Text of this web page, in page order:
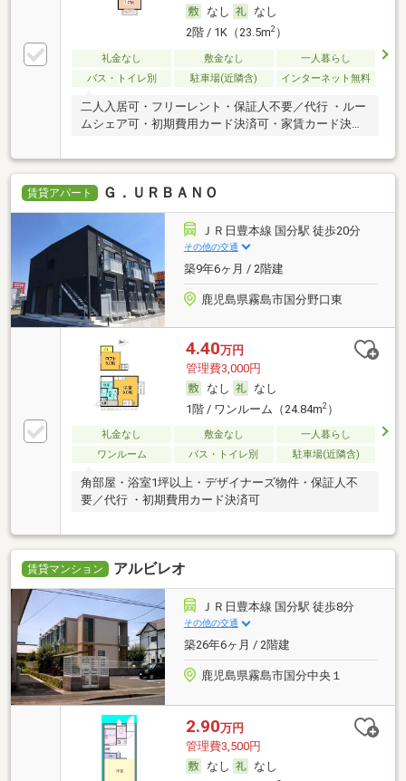
なし
なし
2階 / 1K（23.5m2）
礼金なし 敷金なし
一人暮らし
バス・トイレ別
駐車場(近隣含) インターネット無料
二人入居可・フリーレント・保証人不要／代行 ・ルー
ムシェア可・初期費用カード決済可・家賃カード決済
賃貸アパート Ｇ．ＵＲＢＡＮＯ
ＪＲ日豊本線 国分駅 徒歩20分
その他の交通
築9年6ヶ月 / 2階建
鹿児島県霧島市国分野口東
4.40万円
管理費3,000円
なし
なし
1階 / ワンルーム（24.84m2）
礼金なし 敷金なし
一人暮らし
ワンルーム
バス・トイレ別 駐車場(近隣含)
角部屋・浴室1坪以上・デザイナーズ物件・保証人不
要／代行 ・初期費用カード決済可
賃貸マンション アルビレオ
ＪＲ日豊本線 国分駅 徒歩8分
その他の交通
築26年6ヶ月 / 2階建
鹿児島県霧島市国分中央１
2.90万円
管理費3,500円
なし
なし